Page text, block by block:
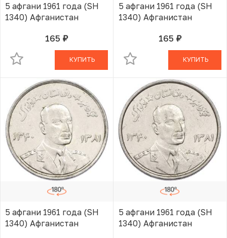
5 афгани 1961 года (SH
1340) Афганистан
165 руб.В КОРЗИНЕ
КУПИТЬ
5 афгани 1961 года (SH
1340) Афганистан
165 руб.В КОРЗИНЕ
КУПИТЬ
5 афгани 1961 года (SH
1340) Афганистан
5 афгани 1961 года (SH
1340) Афганистан